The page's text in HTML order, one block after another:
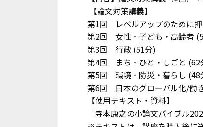
【論文対策講義】
第1回 レベルアップのために
第2回 女性・子ども・高齢者
第3回 行政 (51分)
第4回 まち・ひと・しごと (62
第5回 環境・防災・暮らし (48
第6回 日本のグローバル化/働
【使用テキスト・資料】
『寺本康之の小論文バイブル